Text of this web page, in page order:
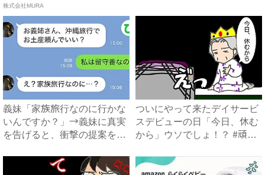
方...
株式会社MURA
義妹「家族旅行なのに行かな
いんですか？」→義妹に真実
を告げると、衝撃の提案をさ
ついにやって来たデイサービ
スデビューの日「今日、休む
から」ウソでしょ！？ #頑